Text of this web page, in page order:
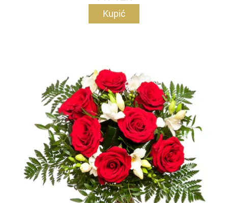
Kupić